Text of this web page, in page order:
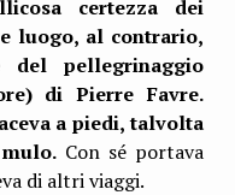
certezza dei
luogo, al contrario,
del pellegrinaggio
di Pierre Favre.
a piedi, talvolta
Con sé portava
di altri viaggi.